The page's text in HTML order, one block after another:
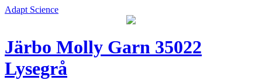
Adapt Science
Järbo Molly Garn 35022
Lysegrå